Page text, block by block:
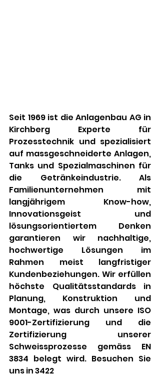
Seit 1969 ist die Anlagenbau AG in
Kirchberg Experte für
Prozesstechnik und spezialisiert
auf massgeschneiderte Anlagen,
Tanks und Spezialmaschinen für
die Getränkeindustrie. Als
Familienunternehmen mit
langjährigem Know-how,
Innovationsgeist und
lösungsorientiertem Denken
garantieren wir nachhaltige,
hochwertige Lösungen im
Rahmen meist langfristiger
Kundenbeziehungen. Wir erfüllen
höchste Qualitätsstandards in
Planung, Konstruktion und
Montage, was durch unsere ISO
9001-Zertifizierung und die
Zertifizierung unserer
Schweissprozesse gemäss EN
3834 belegt wird. Besuchen Sie
uns in 3422